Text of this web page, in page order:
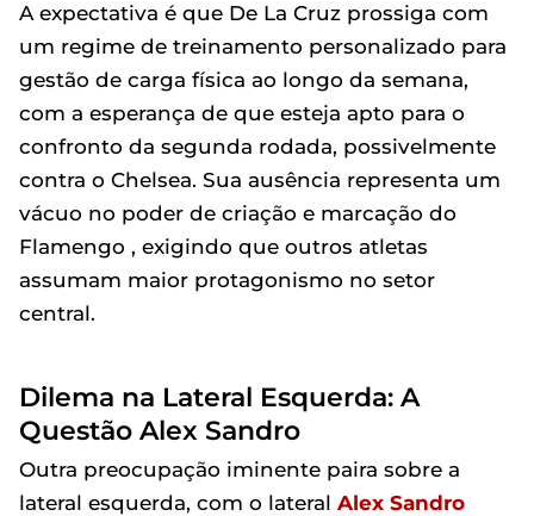
A expectativa é que De La Cruz prossiga com
um regime de treinamento personalizado para
gestão de carga física ao longo da semana,
com a esperança de que esteja apto para o
confronto da segunda rodada, possivelmente
contra o Chelsea. Sua ausência representa um
vácuo no poder de criação e marcação do
Flamengo , exigindo que outros atletas
assumam maior protagonismo no setor
central.
Dilema na Lateral Esquerda: A
Questão Alex Sandro
Outra preocupação iminente paira sobre a
lateral esquerda, com o lateral Alex Sandro